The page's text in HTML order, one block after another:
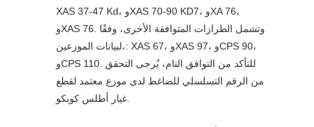
XAS 37-47 Kd، وXAS 70-90 KD7، وXA 76،
وXAS 76. وتشمل الطرازات المتوافقة الأخرى، وفقًا
لبيانات الموزعين،: XAS 67، وXAS 97، وCPS 90،
وCPS 110. للتأكد من التوافق التام، يُرجى التحقق
من الرقم التسلسلي للضاغط لدى موزع معتمد لقطع